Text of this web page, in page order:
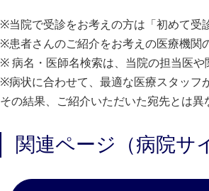
※当院で受診をお考えの方は「初めて
※患者さんのご紹介をお考えの医療機
※病名・医師名検索は、当院の担当医
※病状に合わせて、最適な医療スタッフ
その結果、ご紹介いただいた宛先とは
関連ページ（病院サ